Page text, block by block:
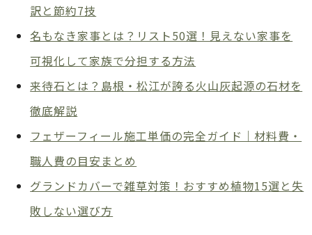
訳と節約7技
名もなき家事とは？リスト50選！見えない家事を
可視化して家族で分担する方法
来待石とは？島根・松江が誇る火山灰起源の石材を
徹底解説
フェザーフィール施工単価の完全ガイド｜材料費・
職人費の目安まとめ
グランドカバーで雑草対策！おすすめ植物15選と失
敗しない選び方